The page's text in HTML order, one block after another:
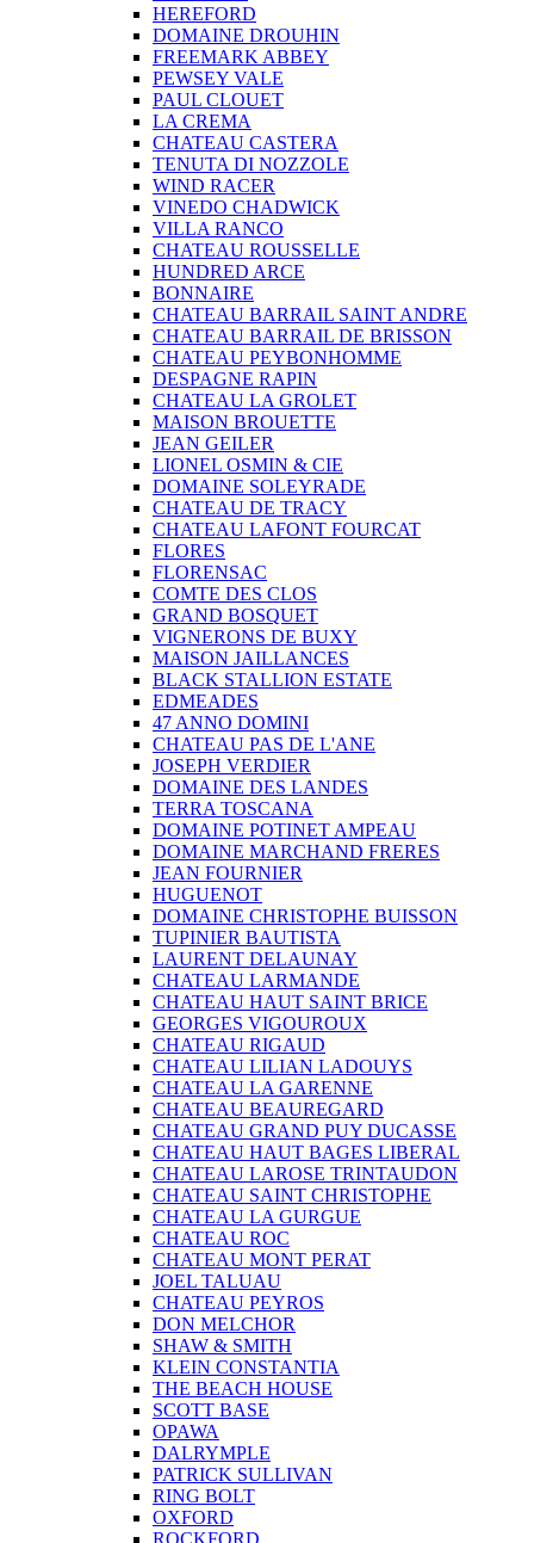
HEREFORD
DOMAINE DROUHIN
FREEMARK ABBEY
PEWSEY VALE
PAUL CLOUET
LA CREMA
CHATEAU CASTERA
TENUTA DI NOZZOLE
WIND RACER
VINEDO CHADWICK
VILLA RANCO
CHATEAU ROUSSELLE
HUNDRED ARCE
BONNAIRE
CHATEAU BARRAIL SAINT ANDRE
CHATEAU BARRAIL DE BRISSON
CHATEAU PEYBONHOMME
DESPAGNE RAPIN
CHATEAU LA GROLET
MAISON BROUETTE
JEAN GEILER
LIONEL OSMIN & CIE
DOMAINE SOLEYRADE
CHATEAU DE TRACY
CHATEAU LAFONT FOURCAT
FLORES
FLORENSAC
COMTE DES CLOS
GRAND BOSQUET
VIGNERONS DE BUXY
MAISON JAILLANCES
BLACK STALLION ESTATE
EDMEADES
47 ANNO DOMINI
CHATEAU PAS DE L'ANE
JOSEPH VERDIER
DOMAINE DES LANDES
TERRA TOSCANA
DOMAINE POTINET AMPEAU
DOMAINE MARCHAND FRERES
JEAN FOURNIER
HUGUENOT
DOMAINE CHRISTOPHE BUISSON
TUPINIER BAUTISTA
LAURENT DELAUNAY
CHATEAU LARMANDE
CHATEAU HAUT SAINT BRICE
GEORGES VIGOUROUX
CHATEAU RIGAUD
CHATEAU LILIAN LADOUYS
CHATEAU LA GARENNE
CHATEAU BEAUREGARD
CHATEAU GRAND PUY DUCASSE
CHATEAU HAUT BAGES LIBERAL
CHATEAU LAROSE TRINTAUDON
CHATEAU SAINT CHRISTOPHE
CHATEAU LA GURGUE
CHATEAU ROC
CHATEAU MONT PERAT
JOEL TALUAU
CHATEAU PEYROS
DON MELCHOR
SHAW & SMITH
KLEIN CONSTANTIA
THE BEACH HOUSE
SCOTT BASE
OPAWA
DALRYMPLE
PATRICK SULLIVAN
RING BOLT
OXFORD
ROCKFORD